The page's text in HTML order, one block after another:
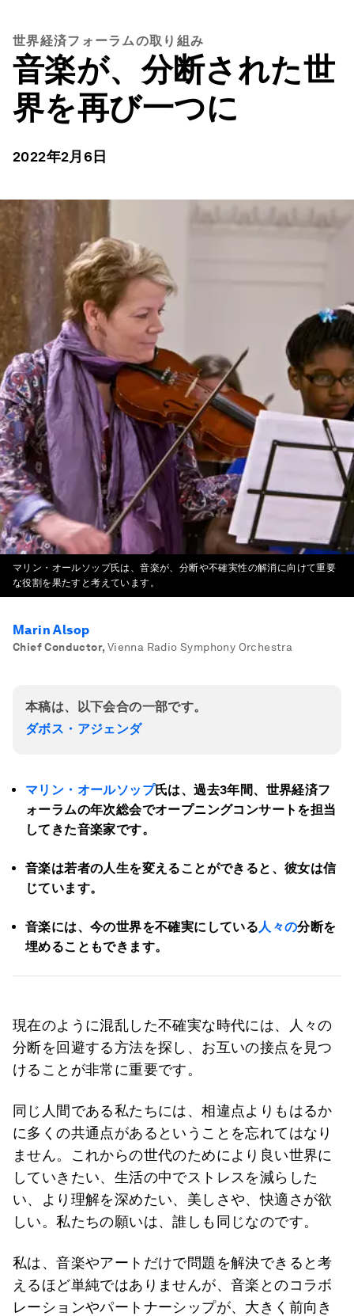
世界経済フォーラムの取り組み
音楽が、分断された世
界を再び一つに
2022年2月6日
マリン・オールソップ氏は、音楽が、分断や不確実性の解消に向けて重要
な役割を果たすと考えています。
Marin Alsop
Chief Conductor, Vienna Radio Symphony Orchestra
本稿は、以下会合の一部です。
ダボス・アジェンダ
マリン・オールソップ氏は、過去3年間、世界経済フ
ォーラムの年次総会でオープニングコンサートを担当
してきた音楽家です。
音楽は若者の人生を変えることができると、彼女は信
じています。
音楽には、今の世界を不確実にしている人々の分断を
埋めることもできます。
現在のように混乱した不確実な時代には、人々の
分断を回避する方法を探し、お互いの接点を見つ
けることが非常に重要です。
同じ人間である私たちには、相違点よりもはるか
に多くの共通点があるということを忘れてはなり
ません。これからの世代のためにより良い世界に
していきたい、生活の中でストレスを減らした
い、より理解を深めたい、美しさや、快適さが欲
しい。私たちの願いは、誰しも同じなのです。
私は、音楽やアートだけで問題を解決できると考
えるほど単純ではありませんが、音楽とのコラボ
レーションやパートナーシップが、大きく前向き